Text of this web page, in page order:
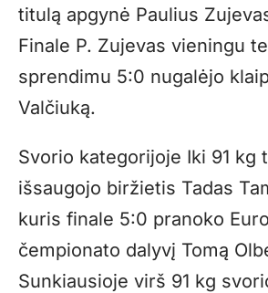
titulą apgynė Paulius
Finale P. Zujevas vieningu
sprendimu 5:0 nugalėjo
Valčiuką.
Svorio kategorijoje Iki 91 kg
išsaugojo biržietis Tadas
kuris finale 5:0 pranoko
čempionato dalyvį Tomą
Sunkiausioje virš 91 kg